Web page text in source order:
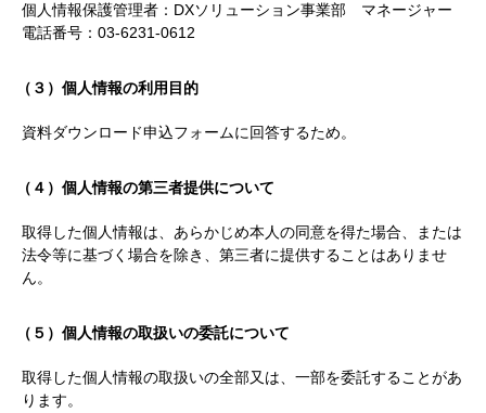
個人情報保護管理者：DXソリューション事業部 マネージャー
電話番号：03-6231-0612
（３）個人情報の利用目的
資料ダウンロード申込フォームに回答するため。
（４）個人情報の第三者提供について
取得した個人情報は、あらかじめ本人の同意を得た場合、または
法令等に基づく場合を除き、第三者に提供することはありませ
ん。
（５）個人情報の取扱いの委託について
取得した個人情報の取扱いの全部又は、一部を委託することがあ
ります。